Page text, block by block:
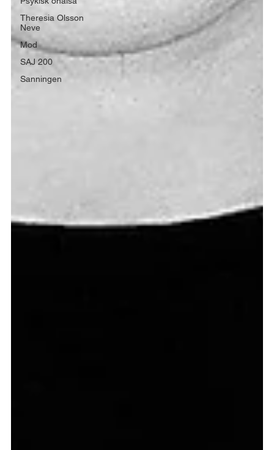
Theresia Olsson
Neve
Mod
SAJ 200
Sanningen